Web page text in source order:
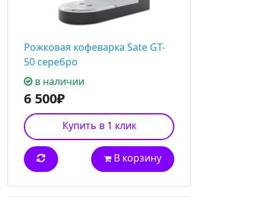
Рожковая кофеварка Sate GT-
50 серебро
в наличии
6 500₽
Купить в 1 клик
В корзину